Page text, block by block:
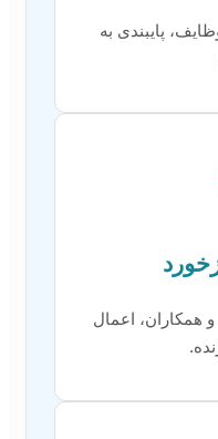
پایبندی به
و همکاران، اعمال